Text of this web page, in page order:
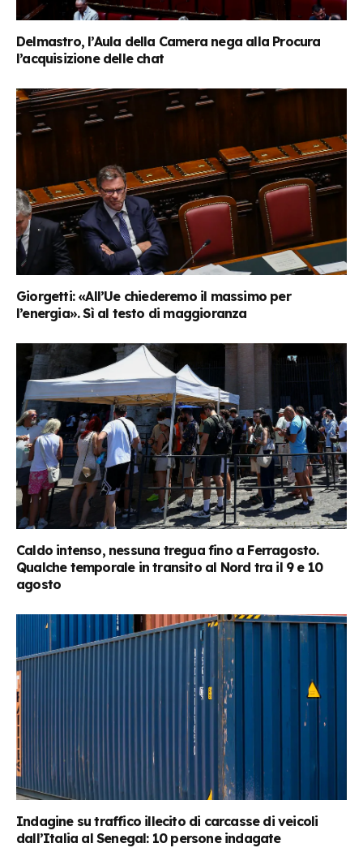
Delmastro, l’Aula della Camera nega alla Procura
l’acquisizione delle chat
Giorgetti: «All’Ue chiederemo il massimo per
l’energia». Sì al testo di maggioranza
Caldo intenso, nessuna tregua fino a Ferragosto.
Qualche temporale in transito al Nord tra il 9 e 10
agosto
Indagine su traffico illecito di carcasse di veicoli
dall’Italia al Senegal: 10 persone indagate